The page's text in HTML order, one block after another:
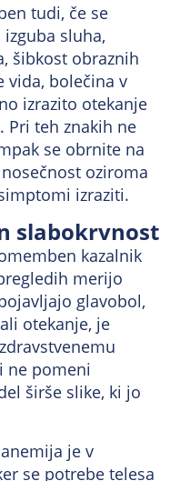
tudi, če se
sluha,
šibkost obraznih
vida, bolečina v
izrazito otekanje
Pri teh znakih ne
se obrnite na
oziroma
izraziti.
slabokrvnost
kazalnik
merijo
glavobol,
otekanje, je
ne pomeni
širše slike, ki jo
je v
se potrebe telesa